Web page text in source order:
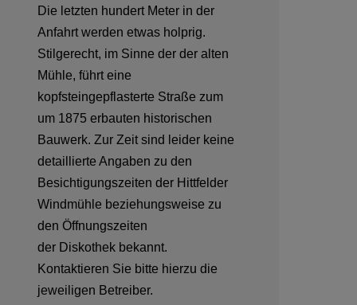
Die letzten hundert Meter in der
Anfahrt werden etwas holprig.
Stilgerecht, im Sinne der der alten
Mühle, führt eine
kopfsteingepflasterte Straße zum
um 1875 erbauten historischen
Bauwerk. Zur Zeit sind leider keine
detaillierte Angaben zu den
Besichtigungszeiten der Hittfelder
Windmühle beziehungsweise zu
den Öffnungszeiten
der Diskothek bekannt.
Kontaktieren Sie bitte hierzu die
jeweiligen Betreiber.